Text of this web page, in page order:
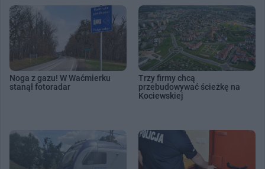
Noga z gazu! W Waćmierku
stanął fotoradar
Trzy firmy chcą
przebudowywać ścieżkę na
Kociewskiej